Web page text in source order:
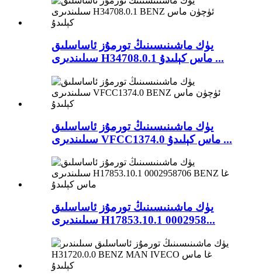
يۈك ماشىنىسىنىڭ تورمۇز ئاساسلىق
سىلىندىرى H34708.0.1 ماس كېلىدۇ ...
يۈك ماشىنىسىنىڭ تورمۇز ئاساسلىق
سىلىندىرى VFCC1374.0 ماس كېلىدۇ ...
يۈك ماشىنىسىنىڭ تورمۇز ئاساسلىق
سىلىندىرى H17853.10.1 0002958...